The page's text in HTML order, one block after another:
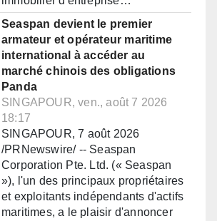
Seaspan devient le premier
armateur et opérateur maritime
international à accéder au
marché chinois des obligations
Panda
SINGAPOUR, ven., août 7 2026
18:17
SINGAPOUR, 7 août 2026
/PRNewswire/ -- Seaspan
Corporation Pte. Ltd. (« Seaspan
»), l'un des principaux propriétaires
et exploitants indépendants d'actifs
maritimes, a le plaisir d'annoncer